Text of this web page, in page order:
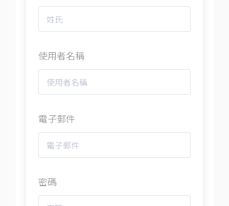
使用者名稱
電子郵件
密碼